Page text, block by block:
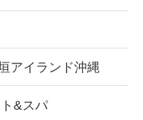
アイランド沖縄
&スパ